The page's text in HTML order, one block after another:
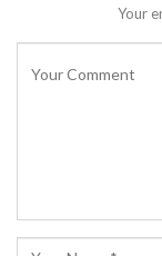
Your